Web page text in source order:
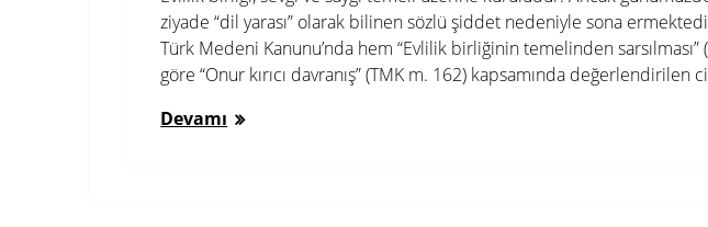
ziyade “dil yarası” olarak bilinen sözlü şiddet nedeniyle sona
Türk Medeni Kanunu’nda hem “Evlilik birliğinin temelinden
göre “Onur kırıcı davranış” (TMK m. 162) kapsamında
Devamı